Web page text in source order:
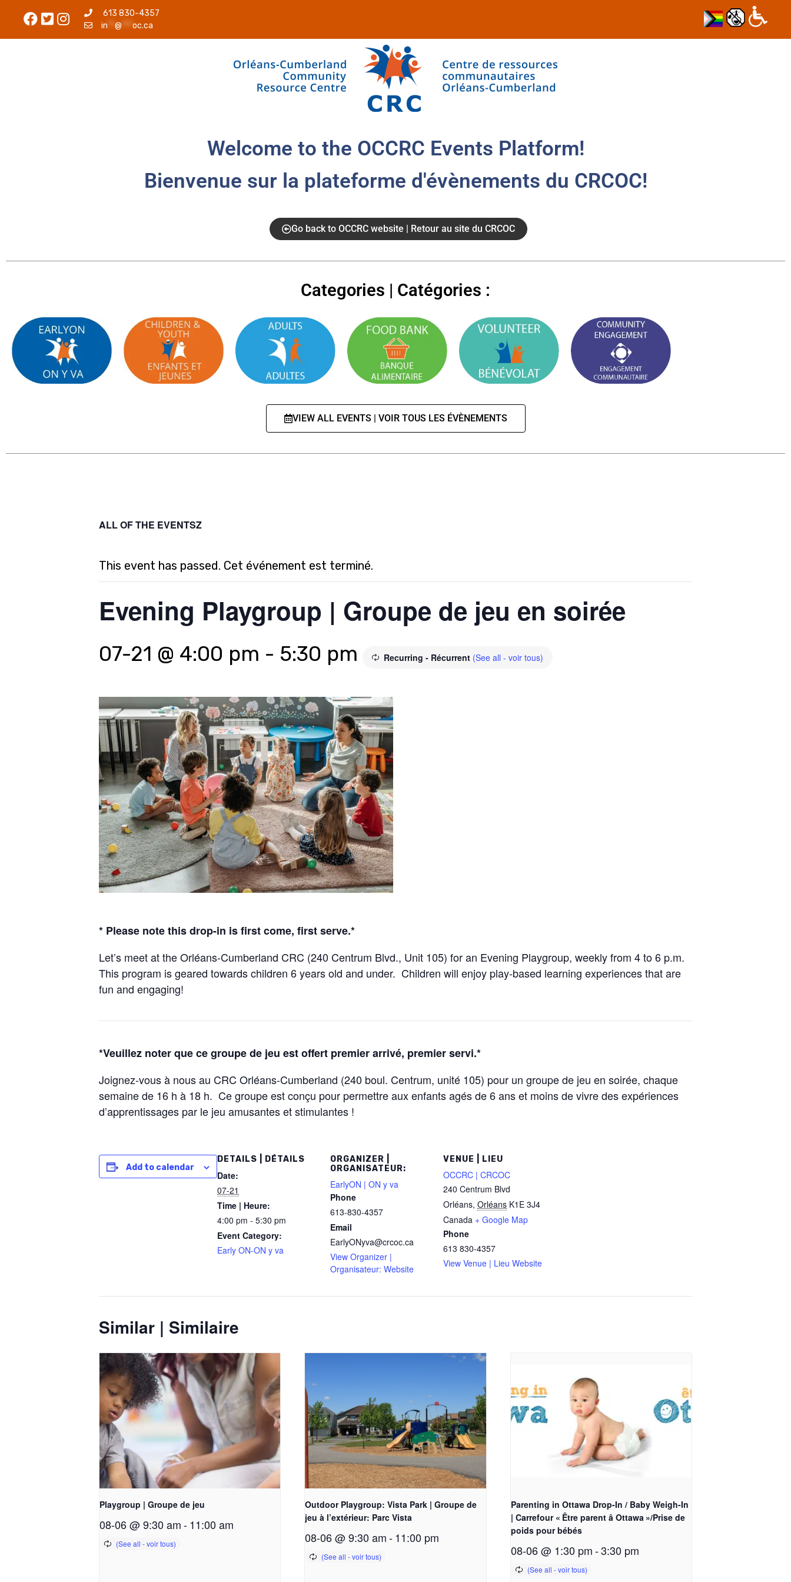
613 830-4357
in ** @ ***oc.ca
Welcome to the OCCRC Events Platform!
Bienvenue sur la plateforme d'évènements du CRCOC!
Go back to OCCRC website | Retour au site du CRCOC
Categories | Catégories :
VIEW ALL EVENTS | VOIR TOUS LES ÉVÈNEMENTS
ALL OF THE EVENTSZ
This event has passed. Cet événement est terminé.
Evening Playgroup | Groupe de jeu en soirée
07-21 @ 4:00 pm - 5:30 pm Recurring - Récurrent (See all - voir tous)
* Please note this drop-in is first come, first serve.*
Let’s meet at the Orléans-Cumberland CRC (240 Centrum Blvd., Unit 105) for an Evening Playgroup, weekly from 4 to 6 p.m.
This program is geared towards children 6 years old and under. Children will enjoy play-based learning experiences that are
fun and engaging!
*Veuillez noter que ce groupe de jeu est offert premier arrivé, premier servi.*
Joignez-vous à nous au CRC Orléans-Cumberland (240 boul. Centrum, unité 105) pour un groupe de jeu en soirée, chaque
semaine de 16 h à 18 h. Ce groupe est conçu pour permettre aux enfants agés de 6 ans et moins de vivre des expériences
d’apprentissages par le jeu amusantes et stimulantes !
Add to calendar
DETAILS | DÉTAILS
Date:
07-21
Time | Heure:
4:00 pm - 5:30 pm
Event Category:
Early ON-ON y va
ORGANIZER |
ORGANISATEUR:
EarlyON | ON y va
Phone
613-830-4357
Email
EarlyONyva@crcoc.ca
View Organizer |
Organisateur: Website
VENUE | LIEU
OCCRC | CRCOC
240 Centrum Blvd
Orléans, Orléans K1E 3J4
Canada + Google Map
Phone
613 830-4357
View Venue | Lieu Website
Similar | Similaire
Playgroup | Groupe de jeu
08-06 @ 9:30 am-11:00 am
Outdoor Playgroup: Vista Park | Groupe de
jeu à l’extérieur: Parc Vista
08-06 @ 9:30 am -11:00 pm
Parenting in Ottawa Drop-In / Baby Weigh-In
| Carrefour « Être parent â Ottawa »/Prise de
poids pour bébés
08-06 @ 1:30 pm-3:30 pm